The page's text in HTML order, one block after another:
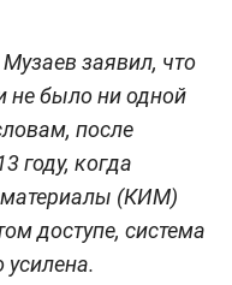
заявил, что
не было ни одной
после
году, когда
материалы (КИМ)
доступе, система